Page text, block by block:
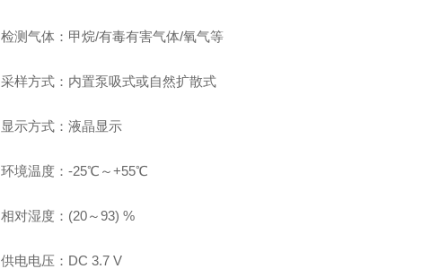
检测气体： 甲烷/有毒有害气体/氧气等
采样方式：内置泵吸式或自然扩散式
显示方式：液晶显示
环境温度： -25℃～+55℃
相对湿度： (20～93) %
供电电压： DC 3.7 V